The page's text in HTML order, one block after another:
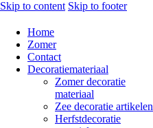
Skip to content Skip to footer
Home
Zomer
Contact
Decoratiemateriaal
Zomer decoratie
materiaal
Zee decoratie artikelen
Herfstdecoratie